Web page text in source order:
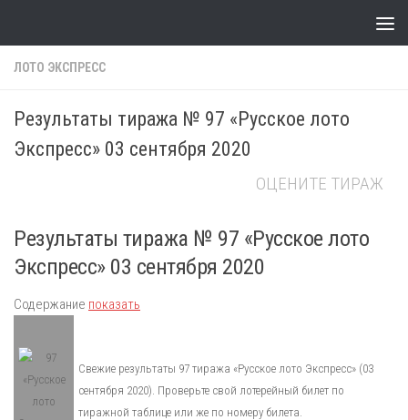
ЛОТО ЭКСПРЕСС
Результаты тиража № 97 «Русское лото
Экспресс» 03 сентября 2020
ОЦЕНИТЕ ТИРАЖ
Результаты тиража № 97 «Русское лото
Экспресс» 03 сентября 2020
Содержание показать
Свежие результаты 97 тиража «Русское лото Экспресс» (03
сентября 2020). Проверьте свой лотерейный билет по
тиражной таблице или же по номеру билета.